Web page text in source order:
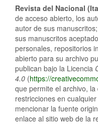
Revista del Nacional
de acceso abierto, los
autor de sus
sus manuscritos
personales, repositorios
abierto para su archivo
publican bajo la Licencia
4.0 (https://
que permite el archivo,
restricciones en
mencionar la fuente
enlace al sitio web de la